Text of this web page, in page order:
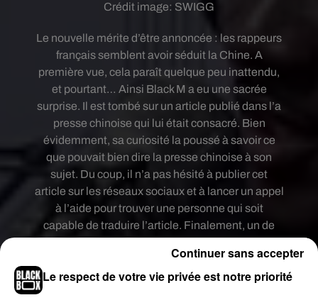
Crédit image: SWIGG
Le nouvelle mérite d’être annoncée : les rappeurs
français semblent avoir séduit la Chine. A
première vue, cela paraît quelque peu inattendu,
et pourtant… Ainsi Black M a eu une sacrée
surprise. Il est tombé sur un article publié dans l’a
presse chinoise qui lui était consacré. Bien
évidemment, sa curiosité la poussé à savoir ce
que pouvait bien dire la presse chinoise à son
sujet. Du coup, il n’a pas hésité à publier cet
article sur les réseaux sociaux et à lancer un appel
à l’aide pour trouver une personne qui soit
capable de traduire l’article. Finalement, un de
Coup dur pour les mauvaises langues, cet article
ne contenait pas une seule critique. Il s’agissait en
Le respect de votre vie privée est notre priorité
Continuer sans accepter